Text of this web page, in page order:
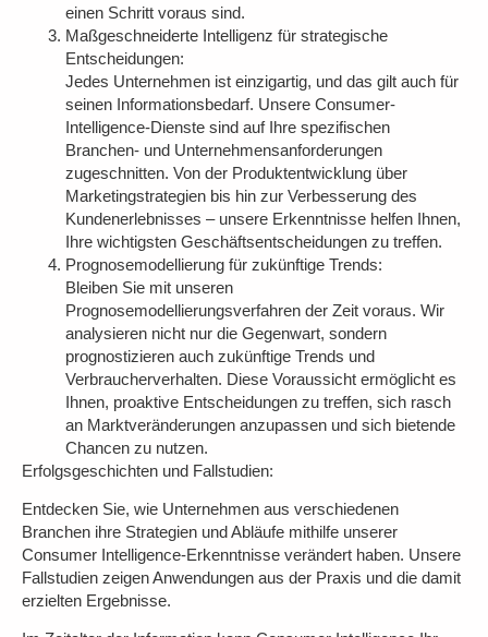
einen Schritt voraus sind.
Maßgeschneiderte Intelligenz für strategische
Entscheidungen:
Jedes Unternehmen ist einzigartig, und das gilt auch für
seinen Informationsbedarf. Unsere Consumer-
Intelligence-Dienste sind auf Ihre spezifischen
Branchen- und Unternehmensanforderungen
zugeschnitten. Von der Produktentwicklung über
Marketingstrategien bis hin zur Verbesserung des
Kundenerlebnisses – unsere Erkenntnisse helfen Ihnen,
Ihre wichtigsten Geschäftsentscheidungen zu treffen.
Prognosemodellierung für zukünftige Trends:
Bleiben Sie mit unseren
Prognosemodellierungsverfahren der Zeit voraus. Wir
analysieren nicht nur die Gegenwart, sondern
prognostizieren auch zukünftige Trends und
Verbraucherverhalten. Diese Voraussicht ermöglicht es
Ihnen, proaktive Entscheidungen zu treffen, sich rasch
an Marktveränderungen anzupassen und sich bietende
Chancen zu nutzen.
Erfolgsgeschichten und Fallstudien:
Entdecken Sie, wie Unternehmen aus verschiedenen
Branchen ihre Strategien und Abläufe mithilfe unserer
Consumer Intelligence-Erkenntnisse verändert haben. Unsere
Fallstudien zeigen Anwendungen aus der Praxis und die damit
erzielten Ergebnisse.